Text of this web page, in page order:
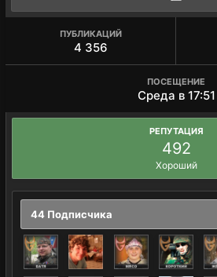
ПУБЛИКАЦИЙ
4 356
ПОСЕЩЕНИЕ
Среда в 17:51
РЕПУТАЦИЯ
492
Хороший
44 Подписчика